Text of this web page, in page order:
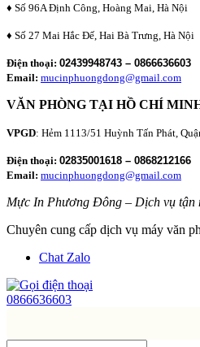
♦ Số 96A Định Công, Hoàng Mai, Hà Nội
♦ Số 27 Mai Hắc Đế, Hai Bà Trưng, Hà Nội
Điện thoại: 02439948743 – 0866636603
Email: mucinphuongdong@gmail.com
VĂN PHÒNG TẠI HỒ CHÍ
VPGD: Hẻm 1113/51 Huỳnh Tấn Phát,
Điện thoại: 02835001618 – 0868212166
Email: mucinphuongdong@gmail.com
Mực In Phương Đông – Dịch vụ tận
Chuyên cung cấp dịch vụ máy văn
Chat Zalo
0866636603